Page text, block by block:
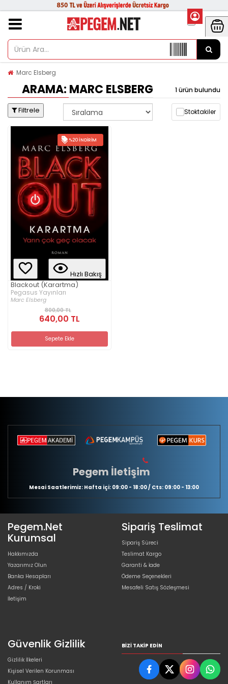
Marc Elsberg
ARAMA: MARC ELSBERG 1 ürün bulundu
Filtrele Stoktakiler
%20 İNDIRIM
Hızlı Bakış
Blackout (Karartma)
Pegasus Yayınları
Marc Elsberg
800,00 TL
640,00 TL
Sepete Ekle
Pegem İletişim
Mesai Saatlerimiz: Hafta içi: 09:00 - 18:00 / Cts: 09:00 - 13:00
Pegem.Net
Kurumsal
Hakkımızda
Yazarımız Olun
Banka Hesapları
Adres / Kroki
İletişim
Sipariş Teslimat
Sipariş Süreci
Teslimat Kargo
Garanti & İade
Ödeme Seçenekleri
Mesafeli Satış Sözleşmesi
Güvenlik Gizlilik
Gizlilik İlkeleri
Kişisel Verilen Korunması
Kullanım Şartları
BIZI TAKIP EDIN